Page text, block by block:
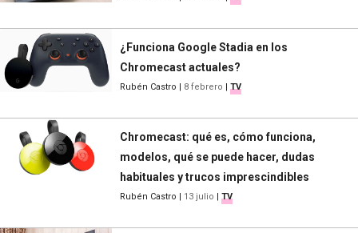
¿Funciona Google Stadia en los
Chromecast actuales?
Rubén Castro 8 febrero TV
Chromecast: qué es, cómo funciona,
modelos, qué se puede hacer, dudas
habituales y trucos imprescindibles
Rubén Castro 13 julio TV